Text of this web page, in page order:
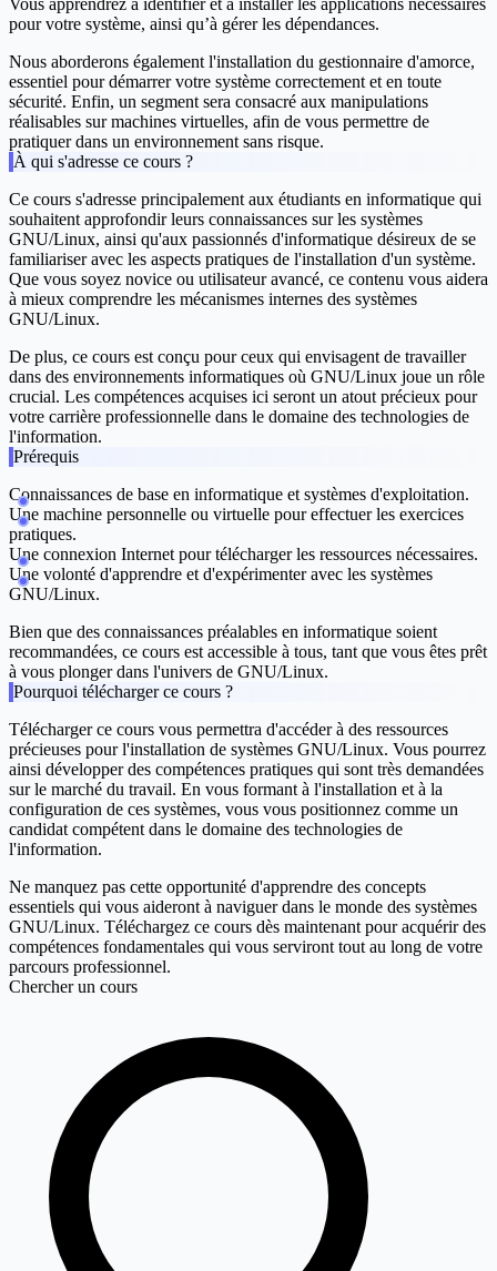
Vous apprendrez à identifier et à installer les applications nécessaires
pour votre système, ainsi qu’à gérer les dépendances.
Nous aborderons également l'installation du gestionnaire d'amorce,
essentiel pour démarrer votre système correctement et en toute
sécurité. Enfin, un segment sera consacré aux manipulations
réalisables sur machines virtuelles, afin de vous permettre de
pratiquer dans un environnement sans risque.
À qui s'adresse ce cours ?
Ce cours s'adresse principalement aux étudiants en informatique qui
souhaitent approfondir leurs connaissances sur les systèmes
GNU/Linux, ainsi qu'aux passionnés d'informatique désireux de se
familiariser avec les aspects pratiques de l'installation d'un système.
Que vous soyez novice ou utilisateur avancé, ce contenu vous aidera
à mieux comprendre les mécanismes internes des systèmes
GNU/Linux.
De plus, ce cours est conçu pour ceux qui envisagent de travailler
dans des environnements informatiques où GNU/Linux joue un rôle
crucial. Les compétences acquises ici seront un atout précieux pour
votre carrière professionnelle dans le domaine des technologies de
l'information.
Prérequis
Connaissances de base en informatique et systèmes d'exploitation.
Une machine personnelle ou virtuelle pour effectuer les exercices
pratiques.
Une connexion Internet pour télécharger les ressources nécessaires.
Une volonté d'apprendre et d'expérimenter avec les systèmes
GNU/Linux.
Bien que des connaissances préalables en informatique soient
recommandées, ce cours est accessible à tous, tant que vous êtes prêt
à vous plonger dans l'univers de GNU/Linux.
Pourquoi télécharger ce cours ?
Télécharger ce cours vous permettra d'accéder à des ressources
précieuses pour l'installation de systèmes GNU/Linux. Vous pourrez
ainsi développer des compétences pratiques qui sont très demandées
sur le marché du travail. En vous formant à l'installation et à la
configuration de ces systèmes, vous vous positionnez comme un
candidat compétent dans le domaine des technologies de
l'information.
Ne manquez pas cette opportunité d'apprendre des concepts
essentiels qui vous aideront à naviguer dans le monde des systèmes
GNU/Linux. Téléchargez ce cours dès maintenant pour acquérir des
compétences fondamentales qui vous serviront tout au long de votre
parcours professionnel.
Chercher un cours